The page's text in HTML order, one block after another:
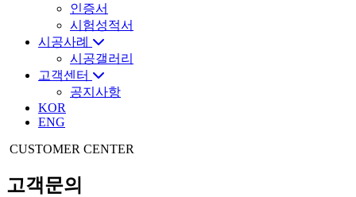
인증서
시험성적서
시공사례
시공갤러리
고객센터
공지사항
KOR
ENG
CUSTOMER CENTER
고객문의